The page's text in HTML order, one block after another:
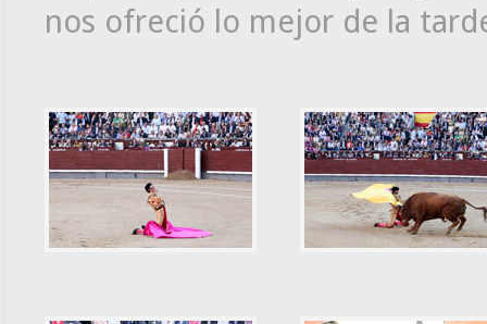
nos ofreció lo mejor de la